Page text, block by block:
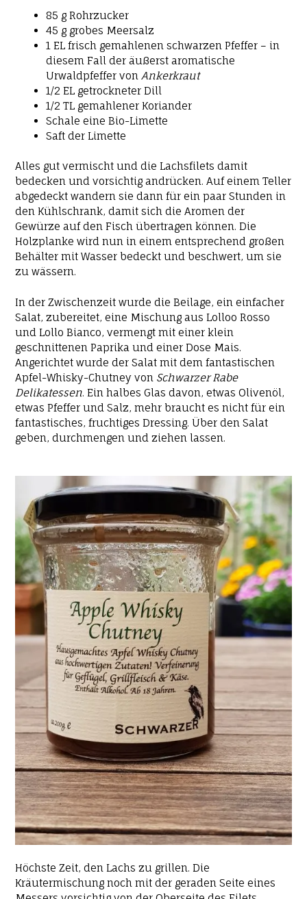
85 g Rohrzucker
45 g grobes Meersalz
1 EL frisch gemahlenen schwarzen Pfeffer – in
diesem Fall der äußerst aromatische
Urwaldpfeffer von Ankerkraut
1/2 EL getrockneter Dill
1/2 TL gemahlener Koriander
Schale eine Bio-Limette
Saft der Limette
Alles gut vermischt und die Lachsfilets damit
bedecken und vorsichtig andrücken. Auf einem Teller
abgedeckt wandern sie dann für ein paar Stunden in
den Kühlschrank, damit sich die Aromen der
Gewürze auf den Fisch übertragen können. Die
Holzplanke wird nun in einem entsprechend großen
Behälter mit Wasser bedeckt und beschwert, um sie
zu wässern.
In der Zwischenzeit wurde die Beilage, ein einfacher
Salat, zubereitet, eine Mischung aus Lolloo Rosso
und Lollo Bianco, vermengt mit einer klein
geschnittenen Paprika und einer Dose Mais.
Angerichtet wurde der Salat mit dem fantastischen
Apfel-Whisky-Chutney von Schwarzer Rabe
Delikatessen. Ein halbes Glas davon, etwas Olivenöl,
etwas Pfeffer und Salz, mehr braucht es nicht für ein
fantastisches, fruchtiges Dressing. Über den Salat
geben, durchmengen und ziehen lassen.
Höchste Zeit, den Lachs zu grillen. Die
Kräutermischung noch mit der geraden Seite eines